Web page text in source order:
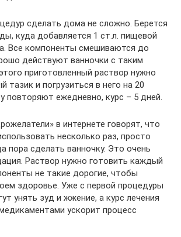
сделать дома не сложно. Берется
куда добавляется 1 ст.л. пищевой
Все компоненты смешиваются до
действуют ванночки с таким
приготовленный раствор нужно
тазик и погрузиться в него на 20
повторяют ежедневно, курс – 5 дней.
в интернете говорят, что
несколько раз, просто
пора сделать ванночку. Это очень
Раствор нужно готовить каждый
не такие дорогие, чтобы
здоровье. Уже с первой процедуры
унять зуд и жжение, а курс лечения
ускорит процесс